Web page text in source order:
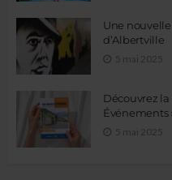
Une
d’Albertville
5 mai 2025
Découvrez la
Événements
5 mai 2025